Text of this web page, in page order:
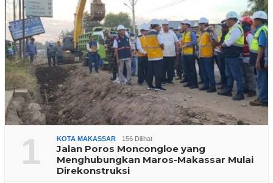
1 KOTA MAKASSAR 156 Dilihat
Jalan Poros Moncongloe yang
Menghubungkan Maros-Makassar Mulai
Direkonstruksi